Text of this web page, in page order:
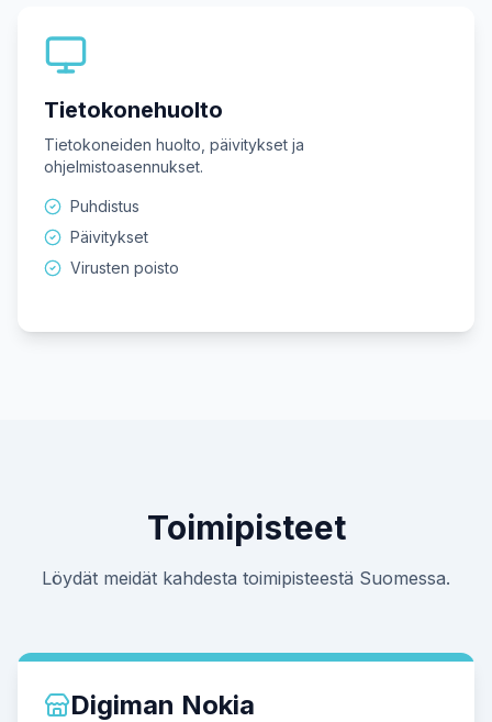
Tietokonehuolto
Tietokoneiden huolto, päivitykset ja
ohjelmistoasennukset.
Puhdistus
Päivitykset
Virusten poisto
Toimipisteet
Löydät meidät kahdesta toimipisteestä Suomessa.
Digiman Nokia